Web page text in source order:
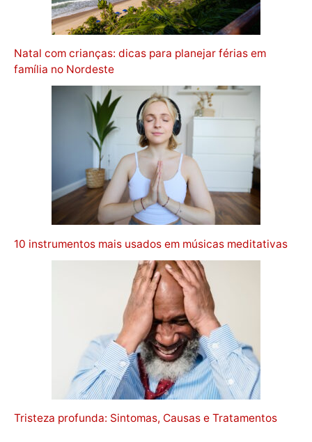
Natal com crianças: dicas para planejar férias em
família no Nordeste
10 instrumentos mais usados em músicas meditativas
Tristeza profunda: Sintomas, Causas e Tratamentos